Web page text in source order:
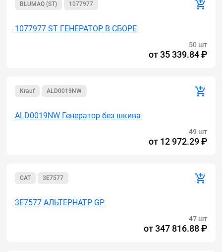
BLUMAQ (ST) 1077977
1077977 ST ГЕНЕРАТОР В СБОРЕ
50 шт
от35 339.84 ₽
Krauf ALD0019NW
ALD0019NW Генератор без шкива
49 шт
от 12 972.29 ₽
CAT 3E7577
3E7577 АЛЬТЕРНАТР GP
47 шт
от347 816.88 ₽